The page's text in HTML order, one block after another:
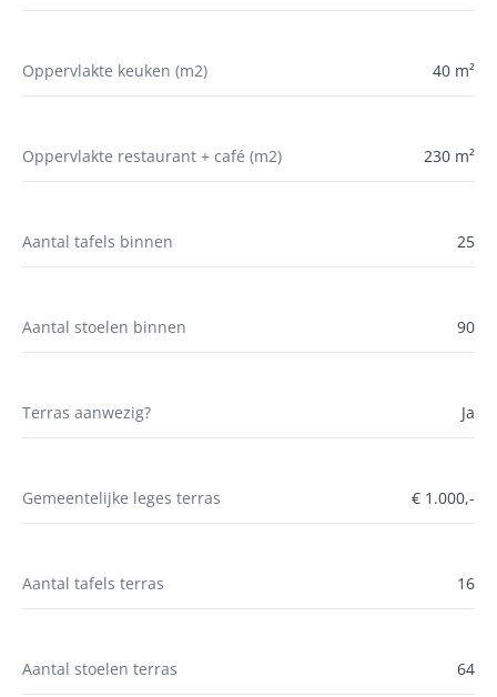
Oppervlakte keuken (m2) 40 m²
Oppervlakte restaurant + café (m2) 230 m²
Aantal tafels binnen 25
Aantal stoelen binnen 90
Terras aanwezig? Ja
Gemeentelijke leges terras € 1.000,-
Aantal tafels terras 16
Aantal stoelen terras 64